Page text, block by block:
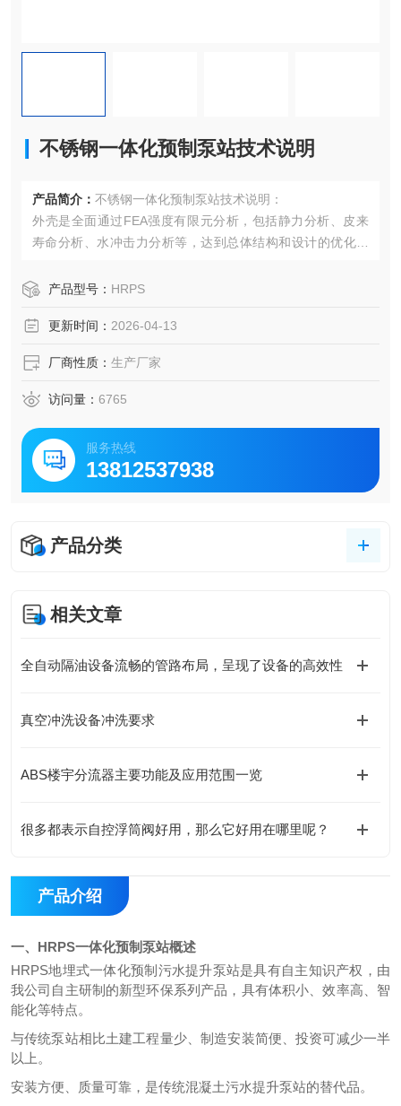
不锈钢一体化预制泵站技术说明
产品简介： 不锈钢一体化预制泵站技术说明：
外壳是全面通过FEA强度有限元分析，包括静力分析、皮来
寿命分析、水冲击力分析等，达到总体结构和设计的优化，
泵站能在苛刻的外界环境中长期稳定运行。
产品型号： HRPS
更新时间： 2026-04-13
厂商性质： 生产厂家
访问量： 6765
服务热线
13812537938
产品分类
相关文章
全自动隔油设备流畅的管路布局，呈现了设备的高效性
真空冲洗设备冲洗要求
ABS楼宇分流器主要功能及应用范围一览
很多都表示自控浮筒阀好用，那么它好用在哪里呢？
产品介绍
一、HRPS一体化预制泵站概述
HRPS地埋式一体化预制污水提升泵站是具有自主知识产权，由
我公司自主研制的新型环保系列产品，具有体积小、效率高、智
能化等特点。
与传统泵站相比土建工程量少、制造安装简便 、投资可减少一半
以上。
安装方便、质量可靠，是传统混凝土污水提升泵站的替代品。